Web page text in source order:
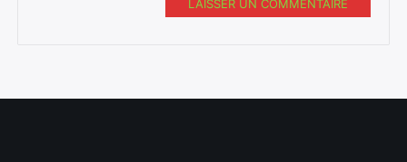
LAISSER UN COMMENTAIRE